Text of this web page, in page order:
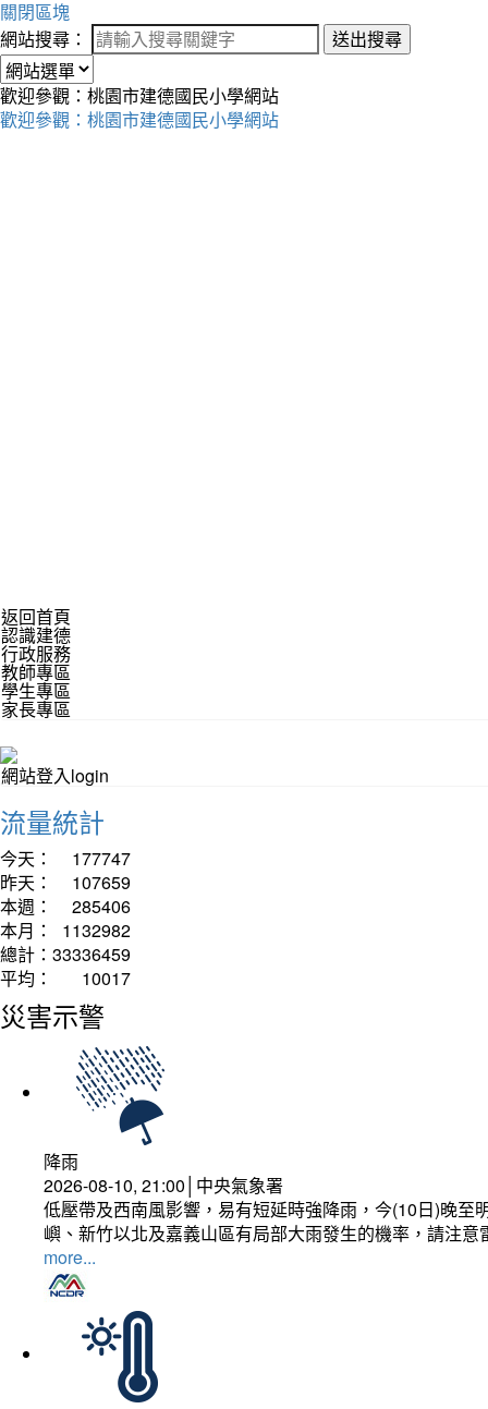
關閉區塊
網站搜尋：
送出搜尋
歡迎參觀：桃園市建德國民小學網站
歡迎參觀：桃園市建德國民小學網站
返回首頁
認識建德
行政服務
教師專區
學生專區
家長專區
網站登入login
流量統計
今天：
177747
昨天：
107659
本週：
285406
本月：
1132982
總計： 33336459
平均：
10017
災害示警
降雨
2026-08-10, 21:00│中央氣象署
低壓帶及西南風影響，易有短延時強降雨，今(10日)晚
嶼、新竹以北及嘉義山區有局部大雨發生的機率，請注
more...